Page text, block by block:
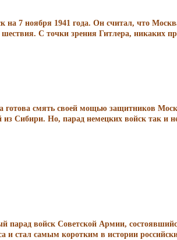
7 ноября 1941 года. Он считал, что
С точки зрения Гитлера, никаких
готова смять своей мощью защитников
Сибири. Но, парад немецких войск так и
парад войск Советской Армии,
стал самым коротким в истории